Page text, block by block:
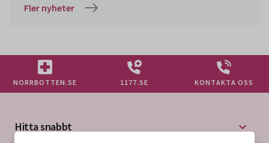
Fler nyheter
NORRBOTTEN.SE 1177.SE KONTAKTA OSS
Hitta snabbt